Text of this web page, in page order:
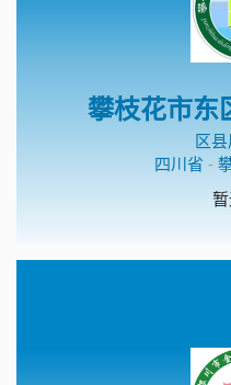
攀枝花市东
区
四川省 -